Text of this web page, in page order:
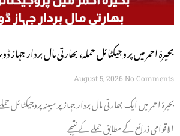
بحیرۂ احمر میں پروجیکٹائل حملہ، بھارتی مال بردار جہاز
August 5, 2026 No Comments
بحیرۂ احمر میں ایک بھارتی مال بردار جہاز پر مبینہ
الاقوامی ذرائع کے مطابق حملے کے نتیجے